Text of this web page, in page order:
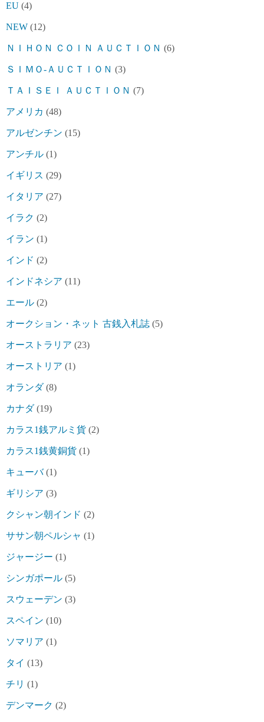
EU (4)
NEW (12)
ＮＩＨＯＮ ＣＯＩＮ ＡＵＣＴＩＯＮ (6)
ＳＩＭＯ-ＡＵＣＴＩＯＮ (3)
ＴＡＩＳＥＩ ＡＵＣＴＩＯＮ (7)
アメリカ (48)
アルゼンチン (15)
アンチル (1)
イギリス (29)
イタリア (27)
イラク (2)
イラン (1)
インド (2)
インドネシア (11)
エール (2)
オークション・ネット 古銭入札誌 (5)
オーストラリア (23)
オーストリア (1)
オランダ(8)
カナダ(19)
カラス1銭アルミ貨 (2)
カラス1銭黄銅貨 (1)
キューバ(1)
ギリシア (3)
クシャン朝インド (2)
ササン朝ペルシャ (1)
ジャージー (1)
シンガポール (5)
スウェーデン (3)
スペイン (10)
ソマリア (1)
タイ (13)
チリ (1)
デンマーク (2)